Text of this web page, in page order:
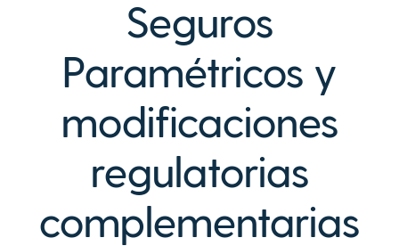
Seguros
Paramétricos y
modificaciones
regulatorias
complementarias